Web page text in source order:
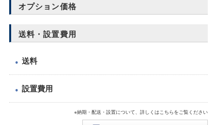
オプション価格
送料・設置費用
● 送料
● 設置費用
※納期・配送・設置について、詳しくはこちらをご覧ください